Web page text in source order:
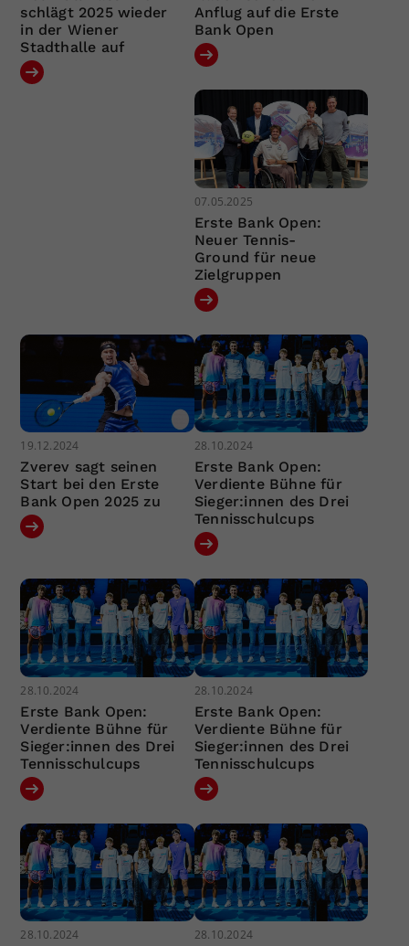
schlägt 2025 wieder
in der Wiener
Stadthalle auf
Anflug auf die Erste
Bank Open
07.05.2025
Erste Bank Open:
Neuer Tennis-
Ground für neue
Zielgruppen
19.12.2024
Zverev sagt seinen
Start bei den Erste
Bank Open 2025 zu
28.10.2024
Erste Bank Open:
Verdiente Bühne für
Sieger:innen des Drei
Tennisschulcups
28.10.2024
Erste Bank Open:
Verdiente Bühne für
Sieger:innen des Drei
Tennisschulcups
28.10.2024
Erste Bank Open:
Verdiente Bühne für
Sieger:innen des Drei
Tennisschulcups
28.10.2024 28.10.2024